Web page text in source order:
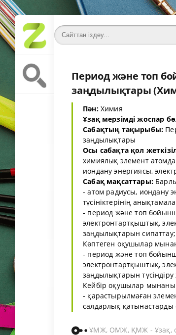
Период және топ
заңдылықтары
Пән:Химия
Ұзақ мерзімді жоспар
Сабақтың тақырыбы:
заңдылықтары
Осы сабақта қол
химиялық элемент
иондану энергиясы,
Сабақ мақсаттары:
- атом радиусы, иондану
түсініктерінің
- период және топ
электронтартқыштық,
заңдылықтарын сипаттау;
Көптеген оқушылар
- период және топ
электронтартқыштық,
заңдылықтарын
Кейбір оқушылар
- қарастырылмаған
салдарлық қатынастарды
ҰМЖ, ОМЖ, ҚМЖ - Ұзақ,